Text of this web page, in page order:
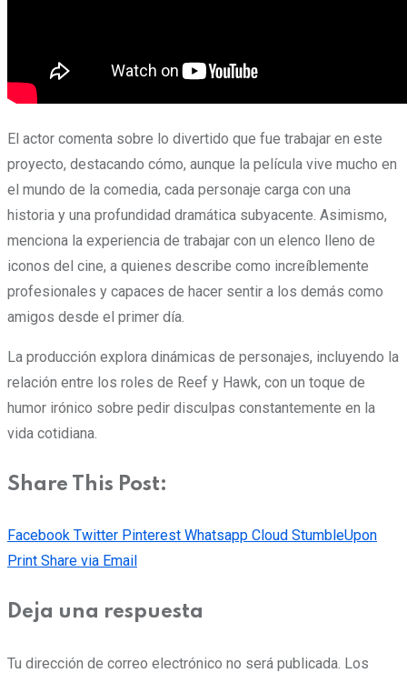
El actor comenta sobre lo divertido que fue trabajar en este
proyecto, destacando cómo, aunque la película vive mucho en
el mundo de la comedia, cada personaje carga con una
historia y una profundidad dramática subyacente. Asimismo,
menciona la experiencia de trabajar con un elenco lleno de
iconos del cine, a quienes describe como increíblemente
profesionales y capaces de hacer sentir a los demás como
amigos desde el primer día.
La producción explora dinámicas de personajes, incluyendo la
relación entre los roles de Reef y Hawk, con un toque de
humor irónico sobre pedir disculpas constantemente en la
vida cotidiana.
Share This Post:
Facebook Twitter Pinterest Whatsapp Cloud StumbleUpon
Print Share via Email
Deja una respuesta
Tu dirección de correo electrónico no será publicada. Los